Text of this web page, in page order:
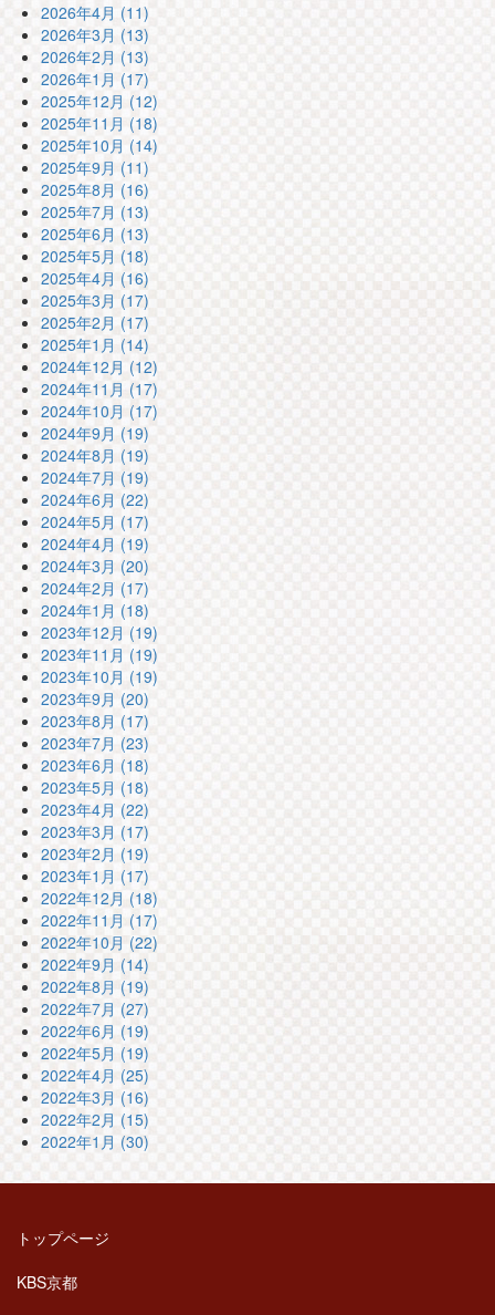
2026年4月 (11)
2026年3月 (13)
2026年2月 (13)
2026年1月 (17)
2025年12月 (12)
2025年11月 (18)
2025年10月 (14)
2025年9月 (11)
2025年8月 (16)
2025年7月 (13)
2025年6月 (13)
2025年5月 (18)
2025年4月 (16)
2025年3月 (17)
2025年2月 (17)
2025年1月 (14)
2024年12月 (12)
2024年11月 (17)
2024年10月 (17)
2024年9月 (19)
2024年8月 (19)
2024年7月 (19)
2024年6月 (22)
2024年5月 (17)
2024年4月 (19)
2024年3月 (20)
2024年2月 (17)
2024年1月 (18)
2023年12月 (19)
2023年11月 (19)
2023年10月 (19)
2023年9月 (20)
2023年8月 (17)
2023年7月 (23)
2023年6月 (18)
2023年5月 (18)
2023年4月 (22)
2023年3月 (17)
2023年2月 (19)
2023年1月 (17)
2022年12月 (18)
2022年11月 (17)
2022年10月 (22)
2022年9月 (14)
2022年8月 (19)
2022年7月 (27)
2022年6月 (19)
2022年5月 (19)
2022年4月 (25)
2022年3月 (16)
2022年2月 (15)
2022年1月 (30)
トップページ
KBS京都